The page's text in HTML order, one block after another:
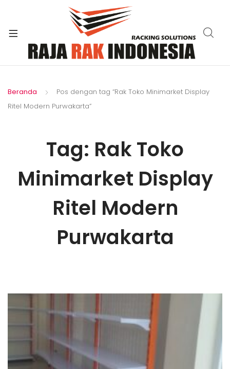
Beranda
Pos dengan tag “Rak Toko Minimarket Display
Ritel Modern Purwakarta”
Tag: Rak Toko
Minimarket Display
Ritel Modern
Purwakarta